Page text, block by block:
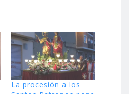
La procesión a los